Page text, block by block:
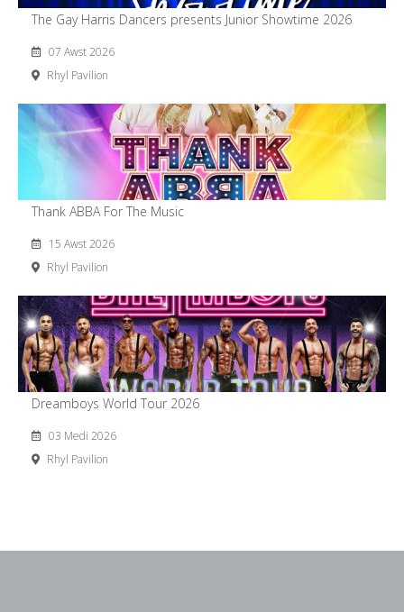
The Gay Harris Dancers presents Junior Showtime 2026
07 Awst 2026
Rhyl Pavilion
Thank ABBA For The Music
15 Awst 2026
Rhyl Pavilion
Dreamboys World Tour 2026
03 Medi 2026
Rhyl Pavilion